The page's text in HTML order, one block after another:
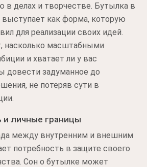
в делах и творчестве. Бутылка в
выступает как форма, которую
для реализации своих идей.
насколько масштабными
и хватает ли у вас
довести задуманное до
не потеряв сути в
и личные границы
между внутренним и внешним
потребность в защите своего
Сон о бутылке может